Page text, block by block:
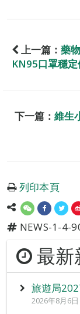
上一篇： 藥
KN95口罩穩
下一篇： 維生
列印本頁
NEWS-1-4-
最新
旅遊局
2026年8月6